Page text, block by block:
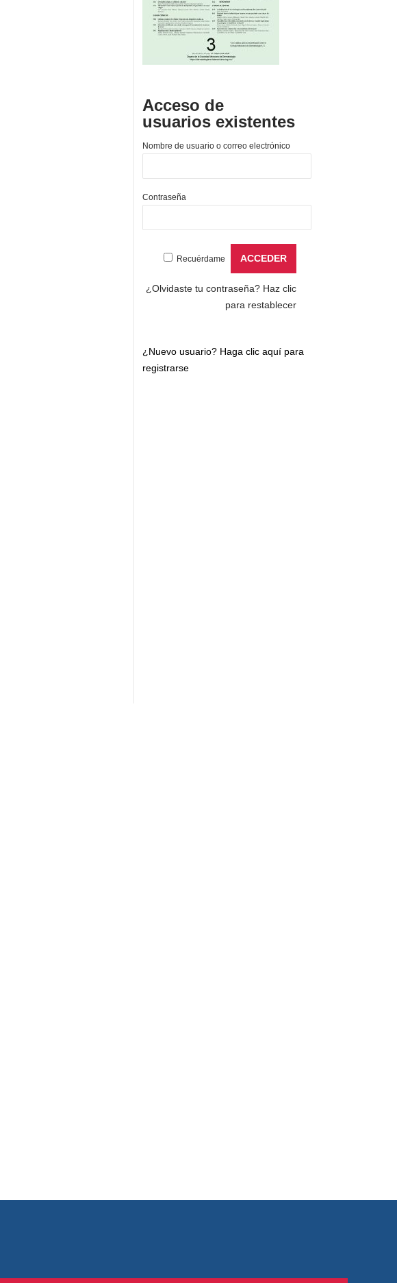
Acceso de
usuarios existentes
Nombre de usuario o correo electrónico
Contraseña
Recuérdame
¿Olvidaste tu contraseña? Haz clic
para restablecer
¿Nuevo usuario? Haga clic aquí para
registrarse